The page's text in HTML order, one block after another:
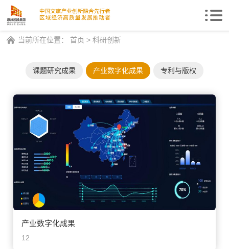
当前所在位置：
首页 >科研创新
课题研究成果 产业数字化成果 专利与版权
产业数字化成果
12